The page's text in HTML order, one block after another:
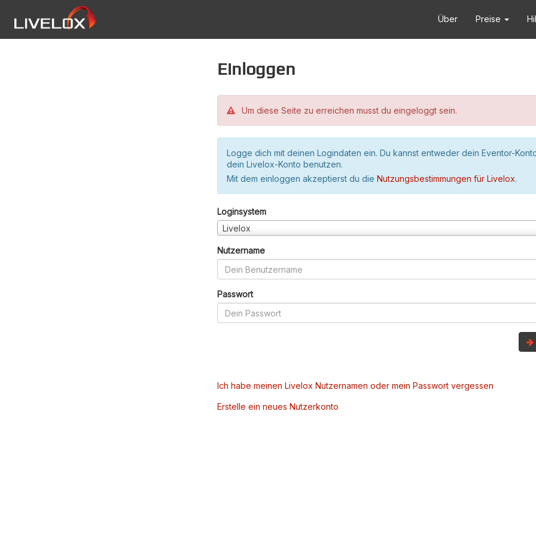
Über Preise
Einloggen
Um diese Seite zu erreichen musst du eingeloggt sein.
Logge dich mit deinen Logindaten ein. Du kannst entweder dein Eventor-
dein Livelox-Konto benutzen.
Mit dem einloggen akzeptierst du die Nutzungsbestimmungen für Livelox.
Loginsystem
Livelox
Nutzername
Passwort
Ich habe meinen Livelox Nutzernamen oder mein Passwort vergessen
Erstelle ein neues Nutzerkonto